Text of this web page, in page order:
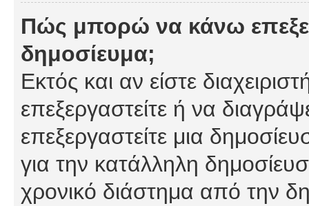
Πώς μπορώ να κάνω
δημοσίευμα;
Εκτός και αν είστε
επεξεργαστείτε ή να
επεξεργαστείτε μια
για την κατάλληλη
χρονικό διάστημα από την